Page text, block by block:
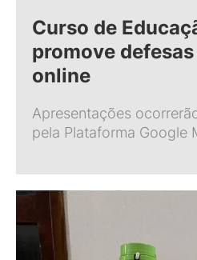
Curso de
promove defesas
online
Apresentações
pela Plataforma Google